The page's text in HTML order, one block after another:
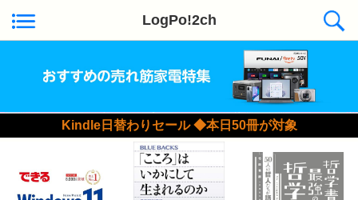
LogPo!2ch
Kindle日替わりセール ◆本日50冊が対象